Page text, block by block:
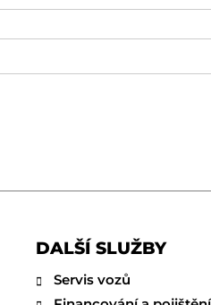
DALŠÍ SLUŽBY
Servis vozů